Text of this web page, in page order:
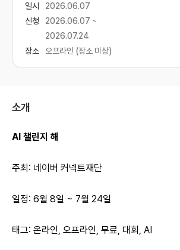
일시
2026.06.07
신청
2026.06.07 ~
2026.07.24
장소
오프라인 (장소 미상)
소개
AI 챌린지 해
주최: 네이버 커넥트재단
일정: 6월 8일 ~ 7월 24일
태그: 온라인, 오프라인, 무료, 대회, AI